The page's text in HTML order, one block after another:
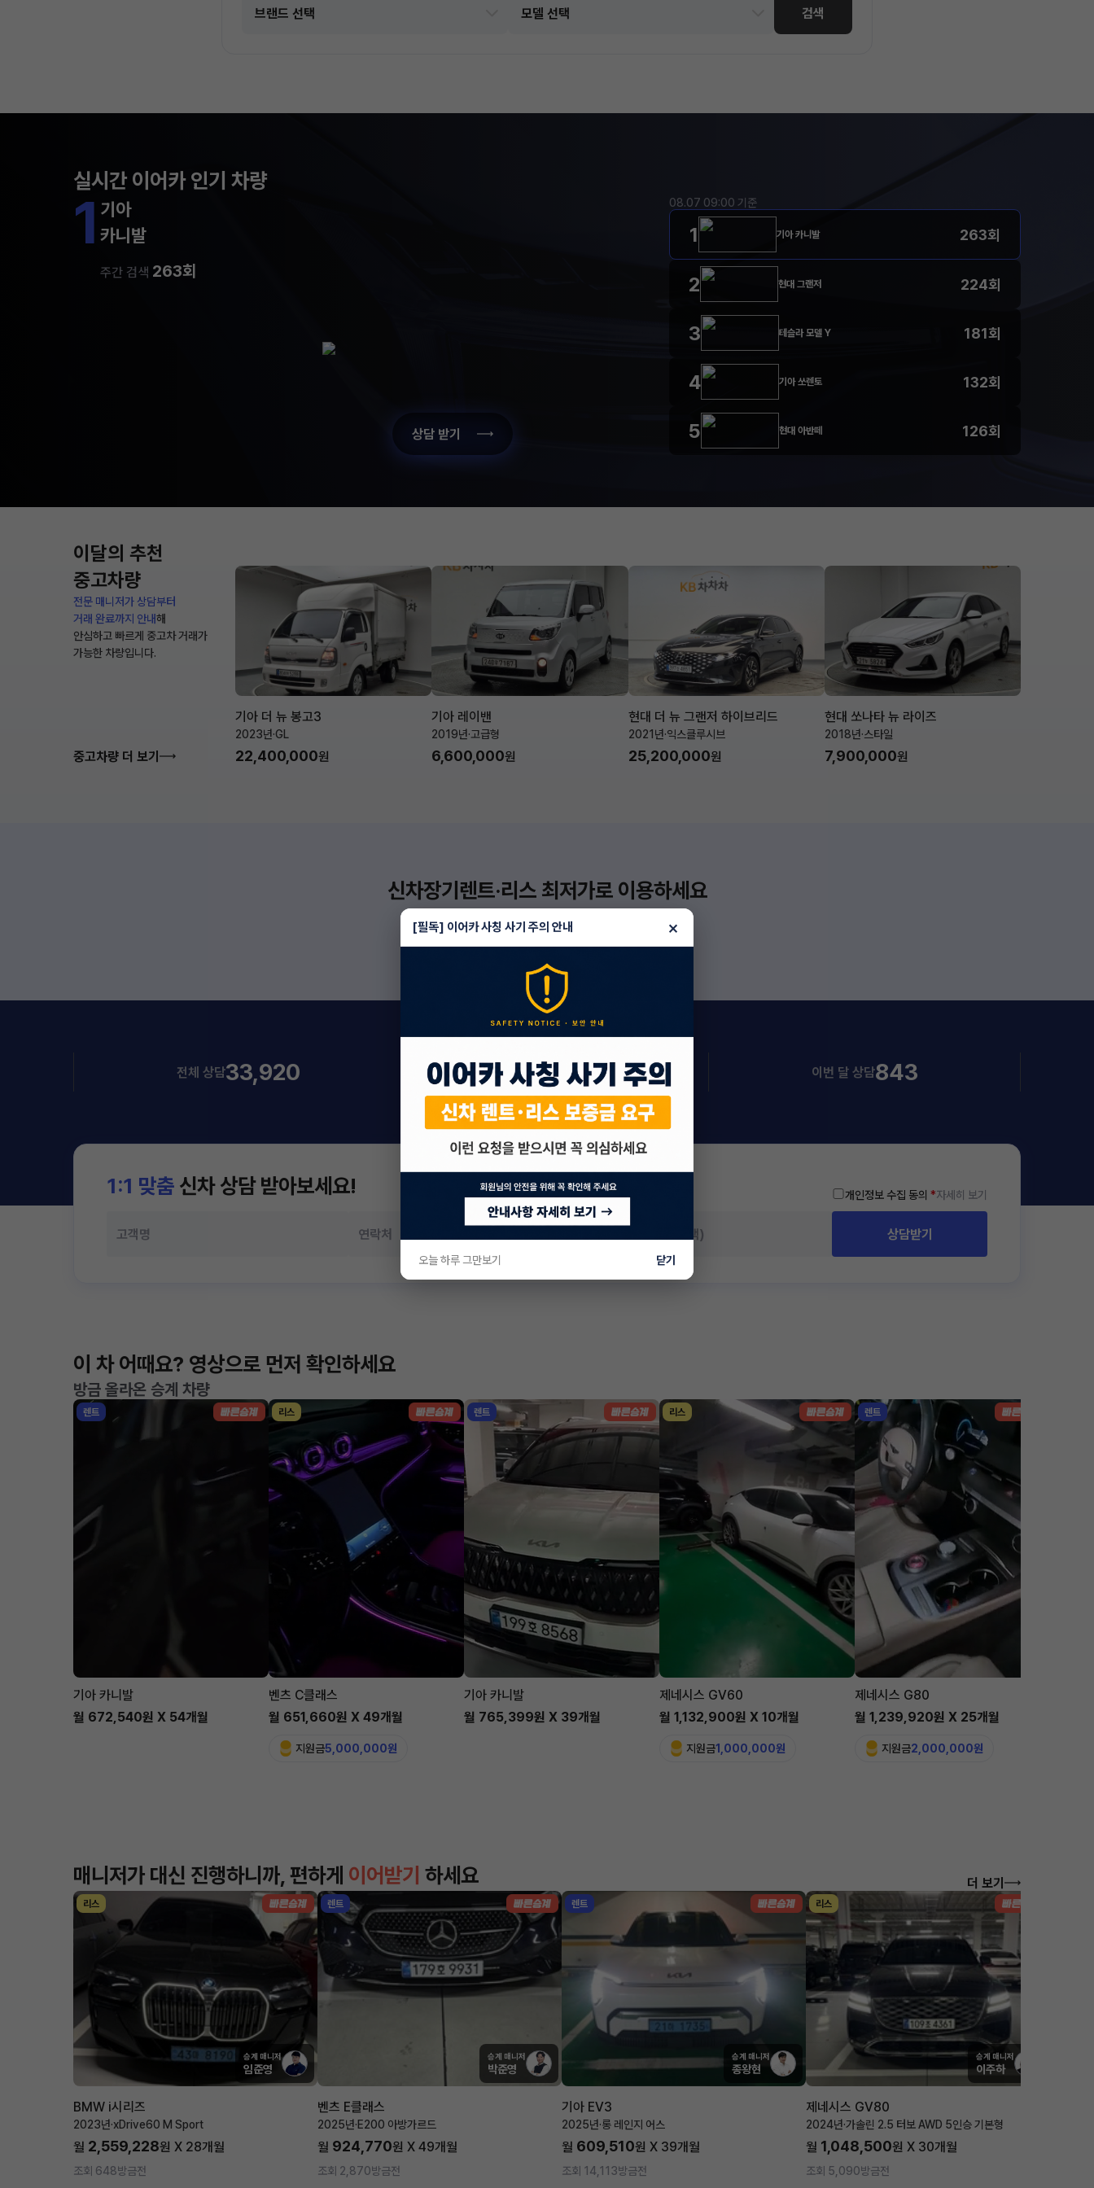
검색
실시간 이어카 인기 차량
1 기아
카니발
주간 검색 263회
상담 받기
08.07 09:00 기준
1 기아 카니발 263회
2 현대 그랜저 224회
3 테슬라 모델 Y 181회
4 기아 쏘렌토 132회
5 현대 아반떼 126회
이달의 추천
중고차량
전문 매니저가 상담부터
거래 완료까지 안내해
안심하고 빠르게 중고차 거래가
가능한 차량입니다.
중고차량 더 보기
기아 더 뉴 봉고3
2023년·GL
22,400,000원
기아 레이밴
2019년·고급형
6,600,000원
현대 더 뉴 그랜저 하이브리드
2021년·익스클루시브
25,200,000원
현대 쏘나타 뉴 라이즈
2018년·스타일
7,900,000원
신차장기렌트·리스 최저가로 이용하세요
전체 상담33,920 상담 진행 중 182 이번 달 상담843
1:1 맞춤 신차 상담 받아보세요! 개인정보 수집 동의 *자세히 보기
상담받기
이 차 어때요? 영상으로 먼저 확인하세요
방금 올라온 승계 차량
렌트
기아 카니발
월 672,540원 X 54개월
리스
벤츠 C클래스
월 651,660원 X 49개월
지원금5,000,000원
렌트
기아 카니발
월 765,399원 X 39개월
리스
제네시스 GV60
월 1,132,900원 X 10개월
지원금1,000,000원
렌트
제네시스 G80
월 1,239,920원 X 25개월
지원금2,000,000원
매니저가 대신 진행하니까, 편하게 이어받기 하세요 더 보기
리스
승계 매니저
임준영
BMW i시리즈
2023년·xDrive60 M Sport
월 2,559,228원 X 28개월
조회 648방금전
렌트
승계 매니저
박준영
벤츠 E클래스
2025년·E200 아방가르드
월 924,770원 X 49개월
조회 2,870방금전
렌트
승계 매니저
종왕현
기아 EV3
2025년·롱 레인지 어스
월 609,510원 X 39개월
조회 14,113방금전
리스
승계 매니저
이주하
제네시스 GV80
2024년·가솔린 2.5 터보 AWD 5인승 기본형
월 1,048,500원 X 30개월
조회 5,090방금전
[필독] 이어카 사칭 사기 주의 안내 ×
오늘 하루 그만보기 닫기